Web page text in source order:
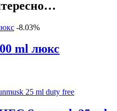
-8.03%
ml люкс